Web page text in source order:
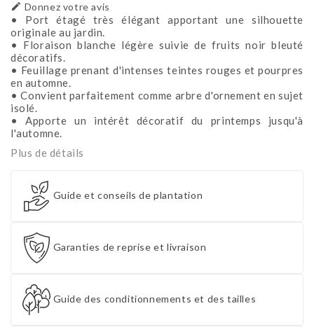
 Donnez votre avis
• Port étagé très élégant apportant une silhouette
originale au jardin.
• Floraison blanche légère suivie de fruits noir bleuté
décoratifs.
• Feuillage prenant d'intenses teintes rouges et pourpres
en automne.
• Convient parfaitement comme arbre d'ornement en sujet
isolé.
• Apporte un intérêt décoratif du printemps jusqu'à
l'automne.
Plus de détails
Guide et conseils de plantation
Garanties de reprise et livraison
Guide des conditionnements et des tailles